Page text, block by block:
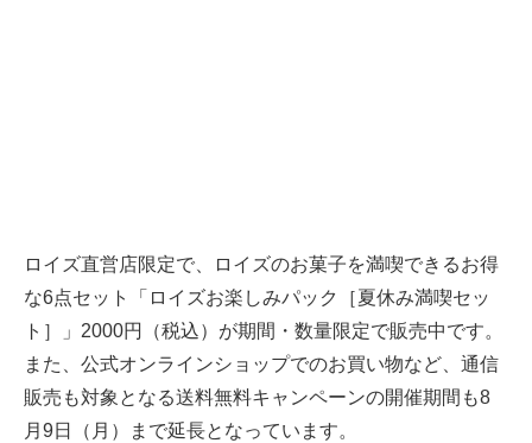
ロイズ直営店限定で、ロイズのお菓子を満喫できるお得
な6点セット「ロイズお楽しみパック［夏休み満喫セッ
ト］」2000円（税込）が期間・数量限定で販売中です。
また、 公式オンラインショップでのお買い物など、通信
販売も対象となる送料無料キャンペーンの開催期間も8
月9日（月）まで延長となっています。